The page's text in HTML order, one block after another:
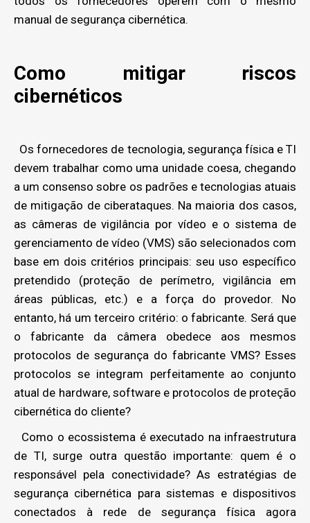
manual de segurança cibernética.
Como mitigar riscos
cibernéticos
Os fornecedores de tecnologia, segurança física e TI
devem trabalhar como uma unidade coesa, chegando
a um consenso sobre os padrões e tecnologias atuais
de mitigação de ciberataques. Na maioria dos casos,
as câmeras de vigilância por vídeo e o sistema de
gerenciamento de vídeo (VMS) são selecionados com
base em dois critérios principais: seu uso específico
pretendido (proteção de perímetro, vigilância em
áreas públicas, etc.) e a força do provedor. No
entanto, há um terceiro critério: o fabricante. Será que
o fabricante da câmera obedece aos mesmos
protocolos de segurança do fabricante VMS? Esses
protocolos se integram perfeitamente ao conjunto
atual de hardware, software e protocolos de proteção
cibernética do cliente?
Como o ecossistema é executado na infraestrutura
de TI, surge outra questão importante: quem é o
responsável pela conectividade? As estratégias de
segurança cibernética para sistemas e dispositivos
conectados à rede de segurança física agora